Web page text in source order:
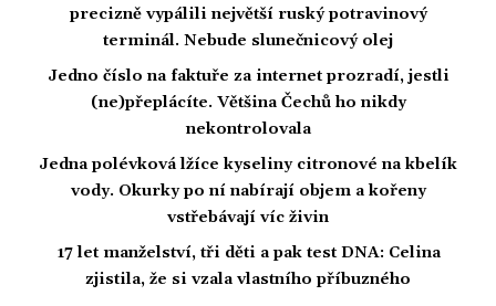
precizně vypálili největší ruský potravinový
terminál. Nebude slunečnicový olej
Jedno číslo na faktuře za internet prozradí, jestli
(ne)přeplácíte. Většina Čechů ho nikdy
nekontrolovala
Jedna polévková lžíce kyseliny citronové na kbelík
vody. Okurky po ní nabírají objem a kořeny
vstřebávají víc živin
17 let manželství, tři děti a pak test DNA: Celina
zjistila, že si vzala vlastního příbuzného